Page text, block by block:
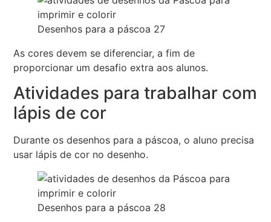
Desenhos para a páscoa 27
As cores devem se diferenciar, a fim de
proporcionar um desafio extra aos alunos.
Atividades para trabalhar com
lápis de cor
Durante os desenhos para a páscoa, o aluno precisa
usar lápis de cor no desenho.
Desenhos para a páscoa 28